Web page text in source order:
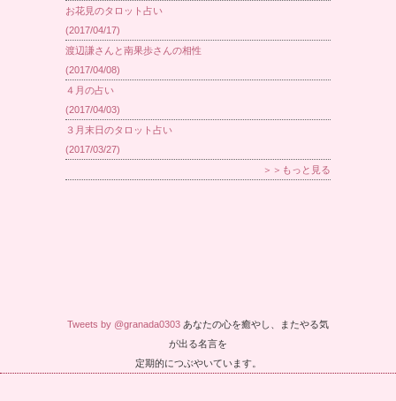
お花見のタロット占い
(2017/04/17)
渡辺謙さんと南果歩さんの相性
(2017/04/08)
４月の占い
(2017/04/03)
３月末日のタロット占い
(2017/03/27)
＞＞もっと見る
Tweets by @granada0303 あなたの心を癒やし、またやる気
が出る名言を
定期的につぶやいています。